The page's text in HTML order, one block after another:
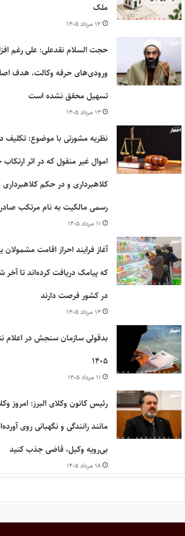
ملک
۱۲ مرداد ۱۴۰۵
حجت السلام نقدعلی: علی رغم
ورودی‌های حرفه وکالت، هدف
تسهیل محقق نشده است
۱۴ مرداد ۱۴۰۵
نظریه مشورتی با موضوع: تکلیف
اموال غیر منقول که در اثر ارتکاب
کلاهبرداری و در حکم
رسمی مالکیت به نام مرتکب
۱۱ مرداد ۱۴۰۵
آغاز فرایند احراز اقامت مشمولان
که پیامک دریافت کرده‌اند تا آخر
در کشور فرصت دارند
۱۴ مرداد ۱۴۰۵
بدقولی سازمان سنجش در اعلام
۱۴۰۵
۱۱ مرداد ۱۴۰۵
رئیس کانون وکلای البرز: امروز
مانند رانندگی و نگهبانی روی
بی‌رویه وکیل، قاضی جذب کنید
۱۸ مرداد ۱۴۰۵